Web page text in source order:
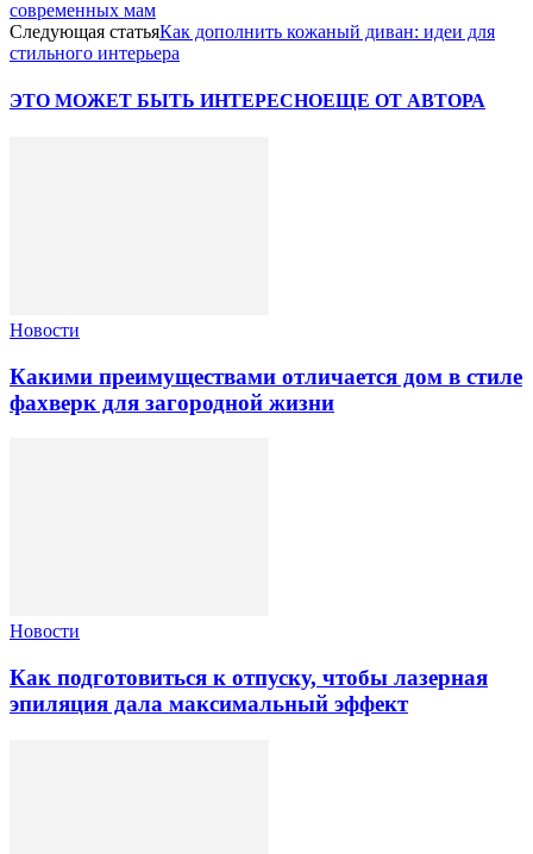
современных мам
Следующая статьяКак дополнить кожаный диван: идеи для
стильного интерьера
ЭТО МОЖЕТ БЫТЬ ИНТЕРЕСНОЕЩЕ ОТ АВТОРА
Новости
Какими преимуществами отличается дом в стиле
фахверк для загородной жизни
Новости
Как подготовиться к отпуску, чтобы лазерная
эпиляция дала максимальный эффект